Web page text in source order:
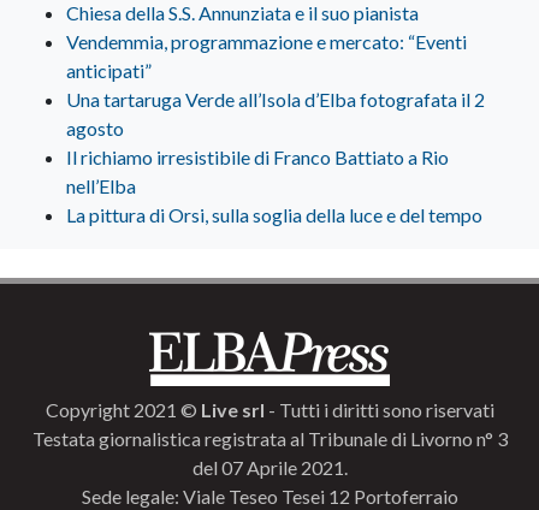
Chiesa della S.S. Annunziata e il suo pianista
Vendemmia, programmazione e mercato: “Eventi
anticipati”
Una tartaruga Verde all’Isola d’Elba fotografata il 2
agosto
Il richiamo irresistibile di Franco Battiato a Rio
nell’Elba
La pittura di Orsi, sulla soglia della luce e del tempo
Copyright 2021 © Live srl - Tutti i diritti sono riservati
Testata giornalistica registrata al Tribunale di Livorno n° 3
del 07 Aprile 2021.
Sede legale: Viale Teseo Tesei 12 Portoferraio